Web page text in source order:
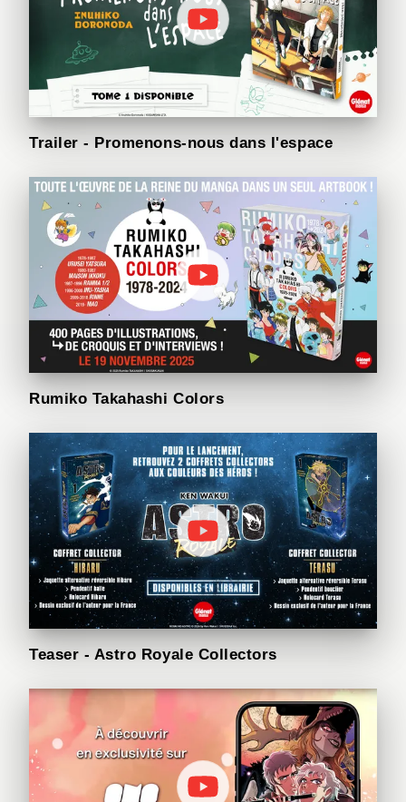
Trailer - Promenons-nous dans l'espace
Rumiko Takahashi Colors
Teaser - Astro Royale Collectors